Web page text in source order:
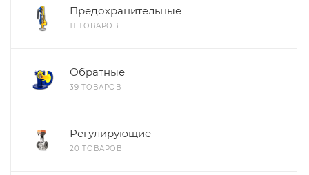
Предохранительные
11 ТОВАРОВ
Обратные
39 ТОВАРОВ
Регулирующие
20 ТОВАРОВ